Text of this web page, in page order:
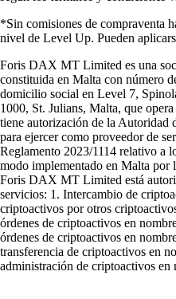
*Sin comisiones de compraventa
nivel de Level Up. Pueden
Foris DAX MT Limited es una
constituida en Malta con número
domicilio social en Level 7,
1000, St. Julians, Malta, que
tiene autorización de la Autoridad
para ejercer como proveedor de
Reglamento 2023/1114 relativo a
modo implementado en Malta por
Foris DAX MT Limited está
servicios: 1. Intercambio de
criptoactivos por otros
órdenes de criptoactivos en
órdenes de criptoactivos en
transferencia de criptoactivos en
administración de criptoactivos en